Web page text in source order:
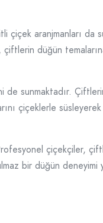
çiçek aranjmanları da
çiftlerin düğün
de sunmaktadır.
çiçeklerle
çiçekçiler,
bir düğün deneyimi